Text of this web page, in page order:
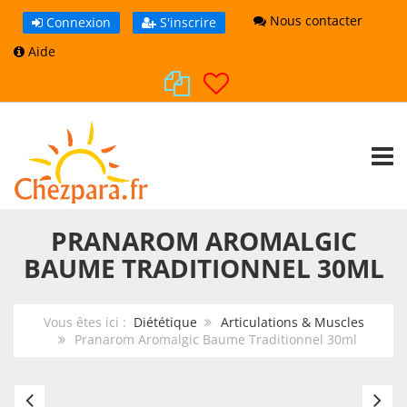
Connexion S'inscrire
Nous contacter
Aide
PRANAROM AROMALGIC
BAUME TRADITIONNEL 30ML
Vous êtes ici : Diététique
Articulations & Muscles
Pranarom Aromalgic Baume Traditionnel 30ml
Pranarom